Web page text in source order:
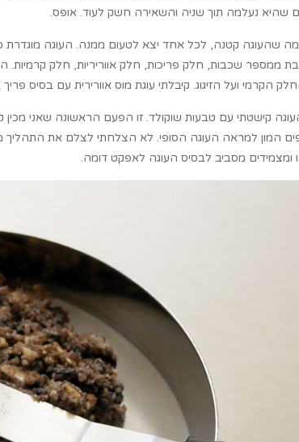
שהיא נעלמה תוך שניה והשאירה חשק לעוד. אופס.
שהעוגה קטנה, לכל אחד יצא לטעום ממנה. העוגה מוגדרת
ממספר שכבות, חלק פריכות, חלק אווריריות, חלק קרמיות.
הקרמי ועל הזיגוג. קיבלתי עוגת מוס אוורירית עם בסיס
קישטתי עם טבעות שוקולד. זו הפעם הראשונה שאני
המון למראה העוגה הסופי. לא הצלחתי לצלם את התהליך
ומצמידים מסביב לבסיס העוגה לאפקט דומה.